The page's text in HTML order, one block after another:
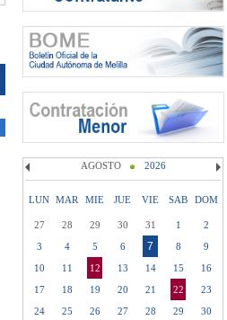
AGOSTO 2026
LUN MAR MIE JUE VIE SAB DOM
27 28 29 30 31 1
2
3
4 5 6 7 8
9
10
11 12 13 14 15
16
17
18 19 20 21 22
23
24
25 26 27 28 29
30